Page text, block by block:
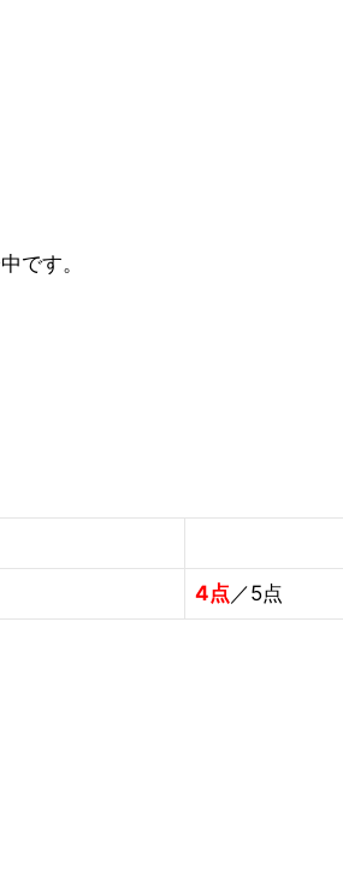
です。
4点 ／5点